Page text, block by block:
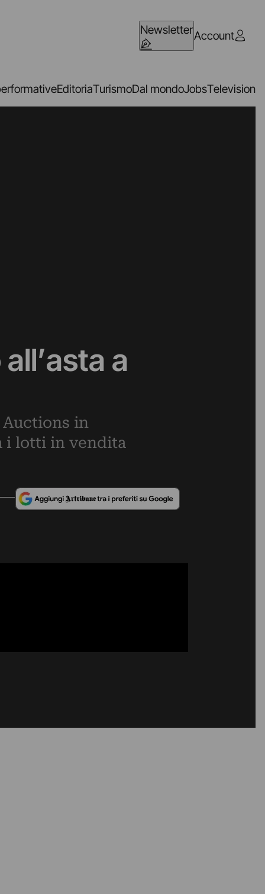
NewsletterAccount
EditoriaTurismoDal mondoJobsTelevision
a
Auctions in
i lotti in vendita